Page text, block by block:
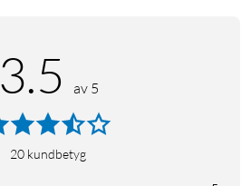
3.5 av 5
20 kundbetyg